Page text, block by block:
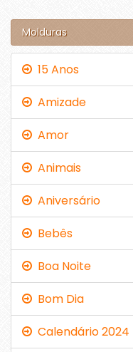
Molduras
15 Anos
Amizade
Amor
Animais
Aniversário
Bebês
Boa Noite
Bom Dia
Calendário 2024